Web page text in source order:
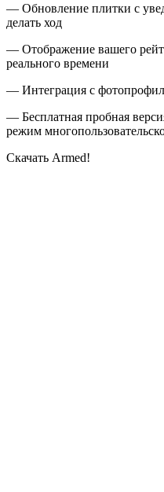
— Обновление плитки с
делать ход
— Отображение вашего
реального времени
— Интеграция с
— Бесплатная пробная
режим
Скачать Armed!